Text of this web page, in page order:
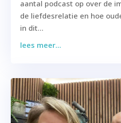
aantal podcast op over de
de liefdesrelatie en hoe
in dit...
lees meer...